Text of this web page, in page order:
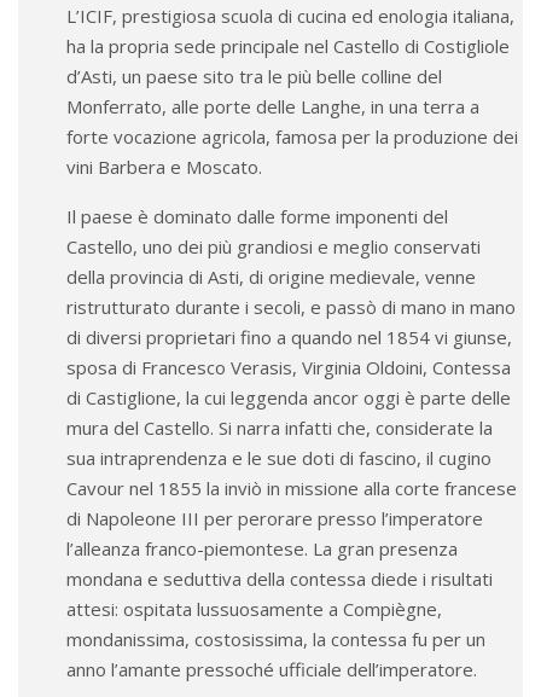
L’ICIF, prestigiosa scuola di cucina ed enologia italiana,
ha la propria sede principale nel Castello di Costigliole
d’Asti, un paese sito tra le più belle colline del
Monferrato, alle porte delle Langhe, in una terra a
forte vocazione agricola, famosa per la produzione dei
vini Barbera e Moscato.
Il paese è dominato dalle forme imponenti del
Castello, uno dei più grandiosi e meglio conservati
della provincia di Asti, di origine medievale, venne
ristrutturato durante i secoli, e passò di mano in mano
di diversi proprietari fino a quando nel 1854 vi giunse,
sposa di Francesco Verasis, Virginia Oldoini, Contessa
di Castiglione, la cui leggenda ancor oggi è parte delle
mura del Castello. Si narra infatti che, considerate la
sua intraprendenza e le sue doti di fascino, il cugino
Cavour nel 1855 la inviò in missione alla corte francese
di Napoleone III per perorare presso l’imperatore
l’alleanza franco-piemontese. La gran presenza
mondana e seduttiva della contessa diede i risultati
attesi: ospitata lussuosamente a Compiègne,
mondanissima, costosissima, la contessa fu per un
anno l’amante pressoché ufficiale dell’imperatore.